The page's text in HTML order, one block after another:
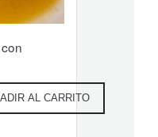
AL CARRITO